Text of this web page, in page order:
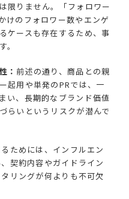
限りません。「フォロワー
けのフォロワー数やエンゲ
ケースも存在するため、事
。
： 前述の通り、商品との親
起用や単発のPRでは、一
い、長期的なブランド価値
らいというリスクが潜んで
ためには、インフルエン
契約内容やガイドライン
リングが何よりも不可欠